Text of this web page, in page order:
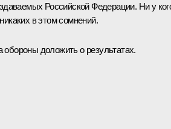
Российской Федерации. Ни у
в этом сомнений.
доложить о результатах.